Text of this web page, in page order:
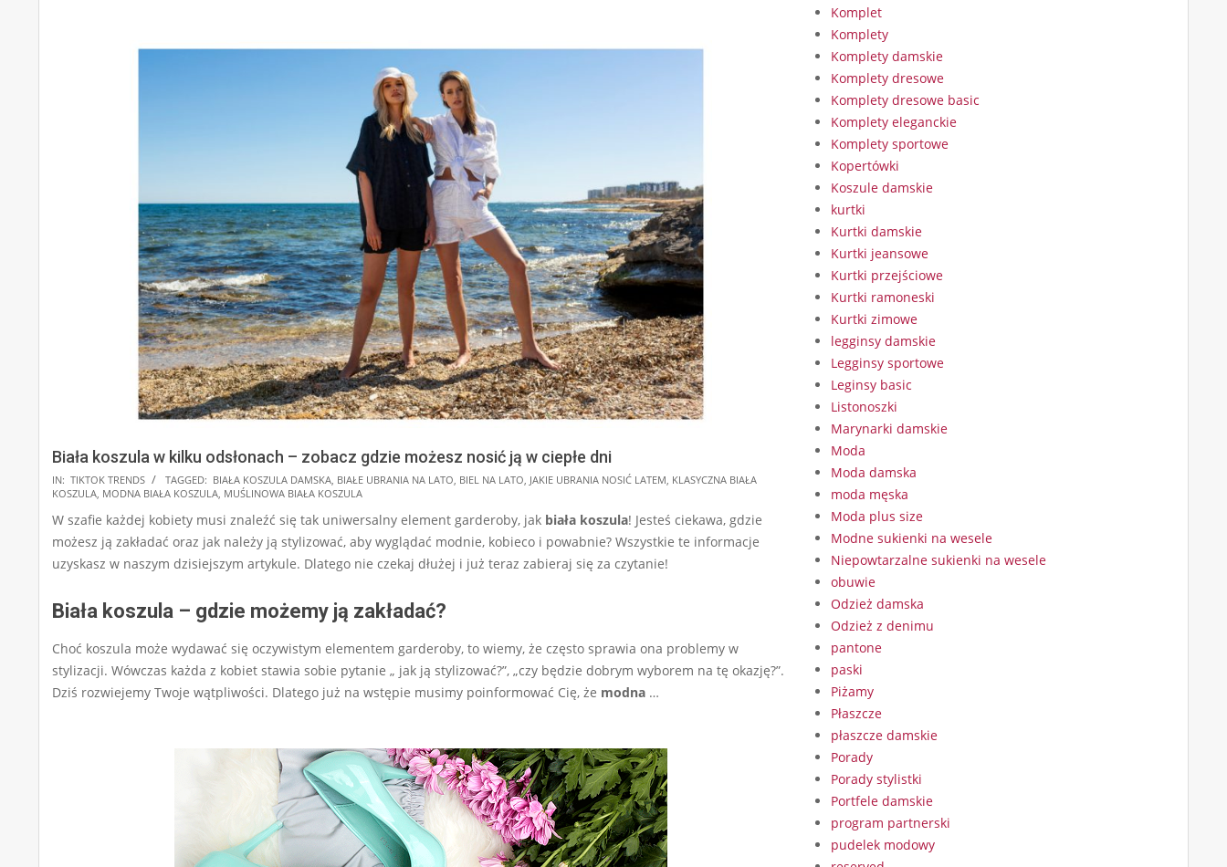
Biała koszula w kilku odsłonach – zobacz gdzie możesz nosić ją w ciepłe dni
2025-
06-
26
IN: TIKTOK TRENDS TAGGED: BIAŁA KOSZULA DAMSKA, BIAŁE UBRANIA NA LATO, BIEL NA LATO, JAKIE UBRANIA NOSIĆ LATEM, KLASYCZNA BIAŁA
KOSZULA, MODNA BIAŁA KOSZULA, MUŚLINOWA BIAŁA KOSZULA
W szafie każdej kobiety musi znaleźć się tak uniwersalny element garderoby, jak biała koszula! Jesteś ciekawa, gdzie
możesz ją zakładać oraz jak należy ją stylizować, aby wyglądać modnie, kobieco i powabnie? Wszystkie te informacje
uzyskasz w naszym dzisiejszym artykule. Dlatego nie czekaj dłużej i już teraz zabieraj się za czytanie!
Biała koszula – gdzie możemy ją zakładać?
Choć koszula może wydawać się oczywistym elementem garderoby, to wiemy, że często sprawia ona problemy w
stylizacji. Wówczas każda z kobiet stawia sobie pytanie „ jak ją stylizować?”, „czy będzie dobrym wyborem na tę okazję?”.
Dziś rozwiejemy Twoje wątpliwości. Dlatego już na wstępie musimy poinformować Cię, że modna …
Komplet
Komplety
Komplety damskie
Komplety dresowe
Komplety dresowe basic
Komplety eleganckie
Komplety sportowe
Kopertówki
Koszule damskie
kurtki
Kurtki damskie
Kurtki jeansowe
Kurtki przejściowe
Kurtki ramoneski
Kurtki zimowe
legginsy damskie
Legginsy sportowe
Leginsy basic
Listonoszki
Marynarki damskie
Moda
Moda damska
moda męska
Moda plus size
Modne sukienki na wesele
Niepowtarzalne sukienki na wesele
obuwie
Odzież damska
Odzież z denimu
pantone
paski
Piżamy
Płaszcze
płaszcze damskie
Porady
Porady stylistki
Portfele damskie
program partnerski
pudelek modowy